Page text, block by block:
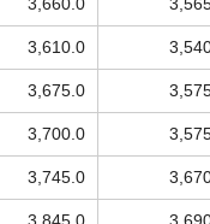
3,610.0
3,675.0
3,700.0
3,745.0